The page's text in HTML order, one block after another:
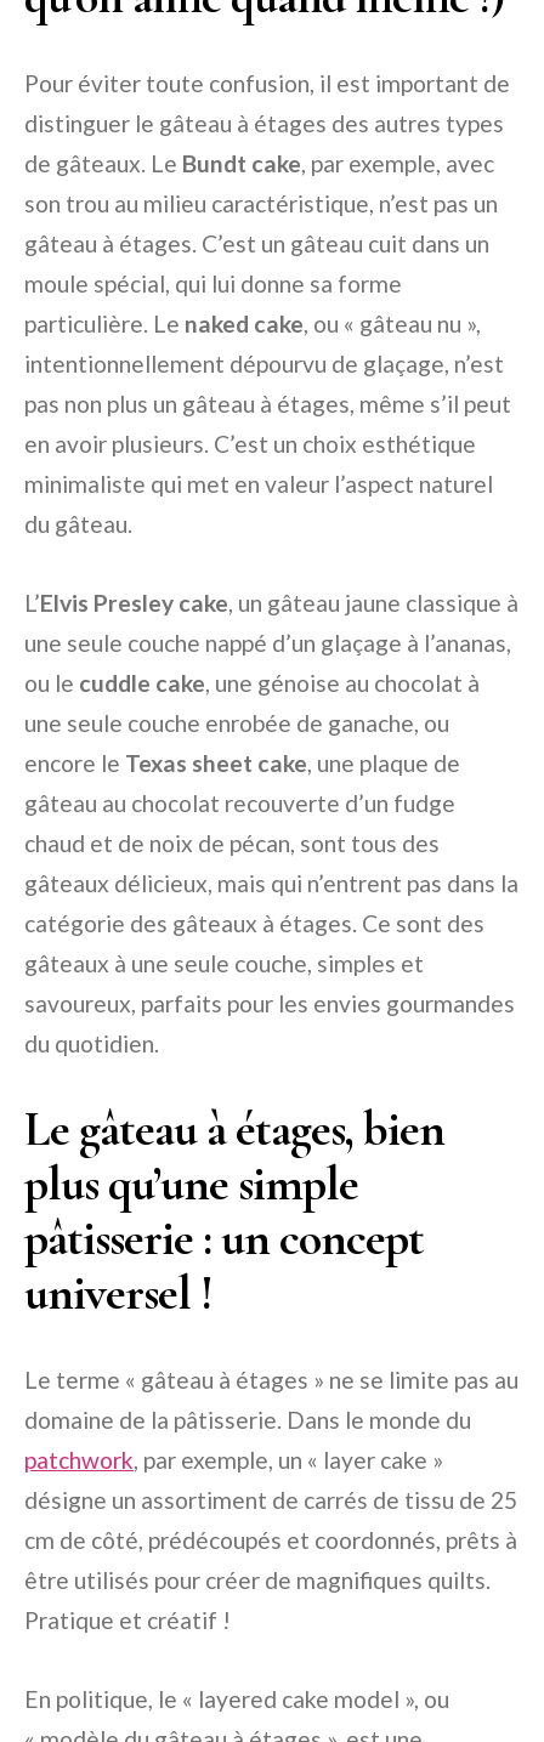
Pour éviter toute confusion, il est important de
distinguer le gâteau à étages des autres types
de gâteaux. Le Bundt cake, par exemple, avec
son trou au milieu caractéristique, n’est pas un
gâteau à étages. C’est un gâteau cuit dans un
moule spécial, qui lui donne sa forme
particulière. Le naked cake, ou « gâteau nu »,
intentionnellement dépourvu de glaçage, n’est
pas non plus un gâteau à étages, même s’il peut
en avoir plusieurs. C’est un choix esthétique
minimaliste qui met en valeur l’aspect naturel
du gâteau.
L’Elvis Presley cake, un gâteau jaune classique à
une seule couche nappé d’un glaçage à l’ananas,
ou le cuddle cake, une génoise au chocolat à
une seule couche enrobée de ganache, ou
encore le Texas sheet cake, une plaque de
gâteau au chocolat recouverte d’un fudge
chaud et de noix de pécan, sont tous des
gâteaux délicieux, mais qui n’entrent pas dans la
catégorie des gâteaux à étages. Ce sont des
gâteaux à une seule couche, simples et
savoureux, parfaits pour les envies gourmandes
du quotidien.
Le gâteau à étages, bien
plus qu’une simple
pâtisserie : un concept
universel !
Le terme « gâteau à étages » ne se limite pas au
domaine de la pâtisserie. Dans le monde du
patchwork, par exemple, un « layer cake »
désigne un assortiment de carrés de tissu de 25
cm de côté, prédécoupés et coordonnés, prêts à
être utilisés pour créer de magnifiques quilts.
Pratique et créatif !
En politique, le « layered cake model », ou